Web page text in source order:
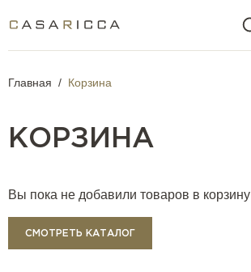
Главная Корзина
КОРЗИНА
Вы пока не добавили товаров в корзину
СМОТРЕТЬ КАТАЛОГ